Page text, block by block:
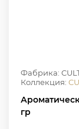
Фабрика:
Коллекция:
гр